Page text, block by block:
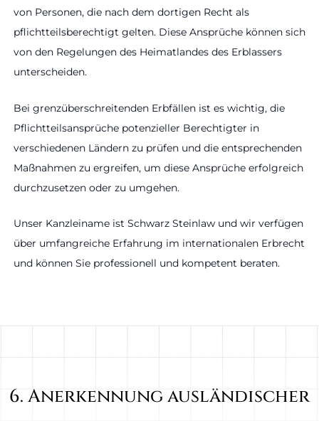
von Personen, die nach dem dortigen Recht als
pflichtteilsberechtigt gelten. Diese Ansprüche können sich
von den Regelungen des Heimatlandes des Erblassers
unterscheiden.
Bei grenzüberschreitenden Erbfällen ist es wichtig, die
Pflichtteilsansprüche potenzieller Berechtigter in
verschiedenen Ländern zu prüfen und die entsprechenden
Maßnahmen zu ergreifen, um diese Ansprüche erfolgreich
durchzusetzen oder zu umgehen.
Unser Kanzleiname ist Schwarz Steinlaw und wir verfügen
über umfangreiche Erfahrung im internationalen Erbrecht
und können Sie professionell und kompetent beraten.
6. Anerkennung ausländischer